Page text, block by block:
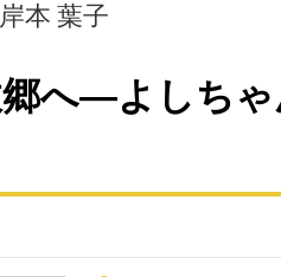
本 葉子
郷へ―よしち